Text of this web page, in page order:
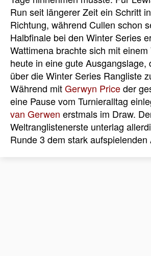
Run seit längerer Zeit ein Schritt
Richtung, während Cullen schon
Halbfinale bei den Winter Series
Wattimena brachte sich mit
heute in eine gute Ausgangslage,
über die Winter Series Rangliste
Während mitGerwyn Priceder
eine Pause vom Turnieralltag
van Gerwen erstmals im Draw.
Weltranglistenerste unterlag
Runde 3 dem stark aufspielenden